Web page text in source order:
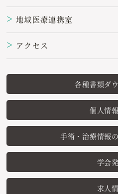
＞ 地域医療連携室
＞ アクセス
各種書類ダ
個人情
手術・治療情報
学会
求人